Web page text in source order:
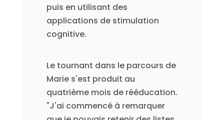
puis en utilisant des
applications de stimulation
cognitive.
Le tournant dans le parcours de
Marie s'est produit au
quatrième mois de rééducation.
"J'ai commencé à remarquer